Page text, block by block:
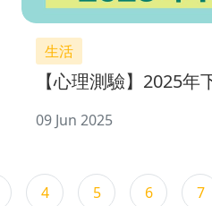
生活
【心理測驗】2025年
09 Jun 2025
4 5 6 7